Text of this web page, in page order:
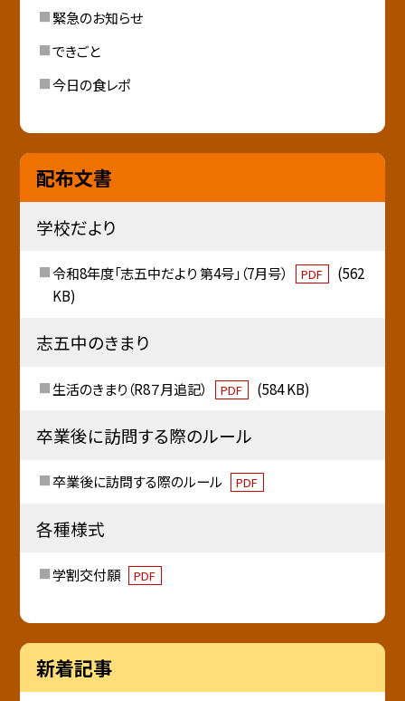
緊急のお知らせ
できごと
今日の食レポ
配布文書
学校だより
令和8年度「志五中だより 第4号」（7月号） PDF
(562
KB)
志五中のきまり
生活のきまり（R8７月追記） PDF (584 KB)
卒業後に訪問する際のルール
卒業後に訪問する際のルール PDF
各種様式
学割交付願 PDF
新着記事